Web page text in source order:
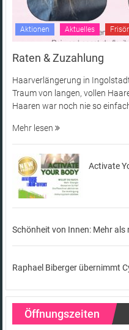
Aktionen Aktuelles Frisör
Raten & Zuzahlung
Haarverlängerung in
Traum von langen, vollen
Haaren war noch nie so
Mehr lesen
Activate
Schönheit von Innen: Mehr als
Raphael Biberger übernimmt
Öffnungszeiten